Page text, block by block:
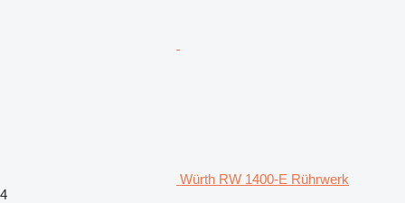
Würth RW 1400-E Rührwerk
4